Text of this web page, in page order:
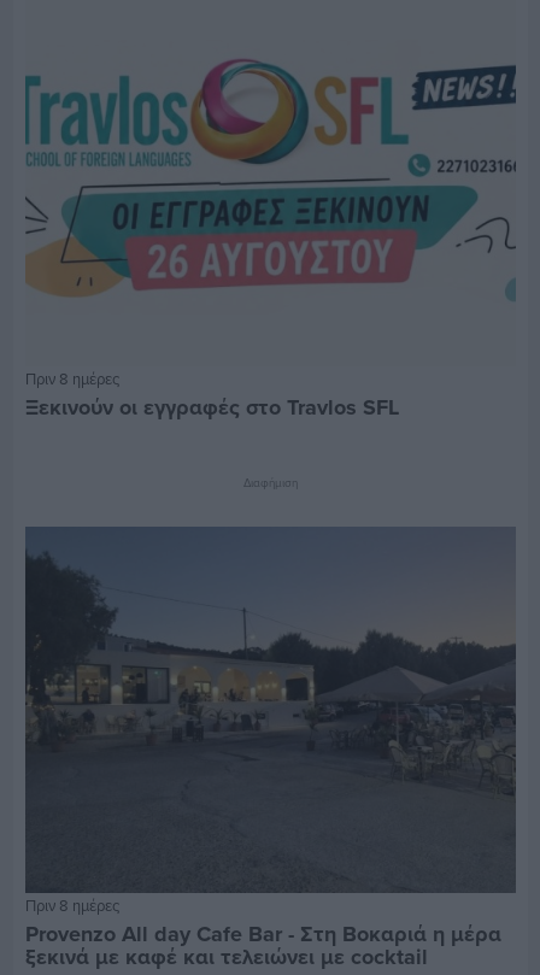
Πριν 8 ημέρες
Ξεκινούν οι εγγραφές στο Travlos SFL
Διαφήμιση
Πριν 8 ημέρες
Provenzo All day Cafe Bar - Στη Βοκαριά η μέρα
ξεκινά με καφέ και τελειώνει με cocktail